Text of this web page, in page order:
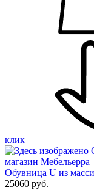
клик
Обувница U из
25060 руб.